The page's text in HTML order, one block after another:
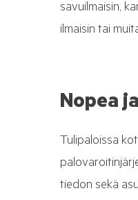
savuilmaisin,
ilmaisin tai
Nopea
Tulipaloissa
tiedon sekä